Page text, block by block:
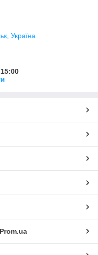
Україна
Prom.ua